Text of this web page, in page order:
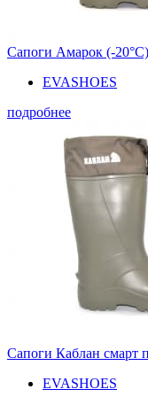
Сапоги Амарок (-20°С)
EVASHOES
подробнее
Сапоги Каблан
EVASHOES